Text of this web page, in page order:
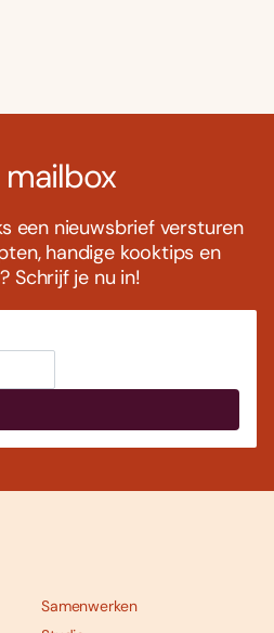
een nieuwsbrief versturen
handige kooktips en
Schrijf je nu in!
Samenwerken